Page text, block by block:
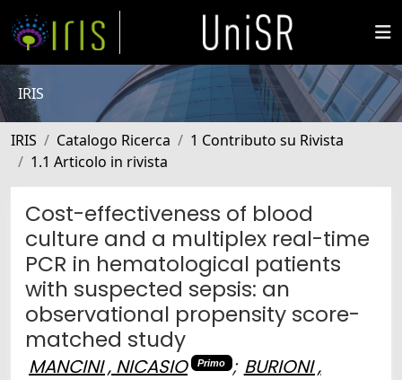
IRIS
IRIS Catalogo Ricerca
1 Contributo su Rivista
1.1 Articolo in rivista
Cost-effectiveness of blood
culture and a multiplex real-time
PCR in hematological patients
with suspected sepsis: an
observational propensity score-
matched study
MANCINI , NICASIO Primo ; BURIONI ,